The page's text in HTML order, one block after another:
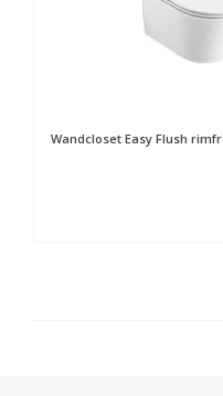
Wandcloset Easy Flush